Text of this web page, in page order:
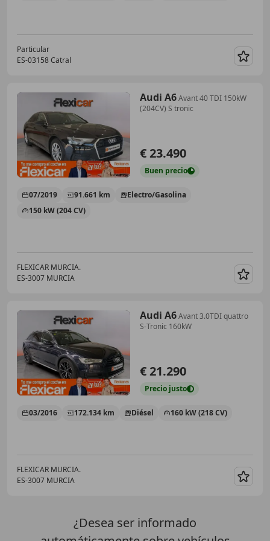
Particular
ES-03158 Catral
Audi A6Avant 40 TDI 150kW
(204CV) S tronic
€ 23.490
Buen precio
07/2019 91.661 km
Electro/Gasolina
150 kW (204 CV)
FLEXICAR MURCIA.
ES-3007 MURCIA
Audi A6Avant 3.0TDI quattro
S-Tronic 160kW
€ 21.290
Precio justo
03/2016 172.134 km Diésel 160 kW (218 CV)
FLEXICAR MURCIA.
ES-3007 MURCIA
¿Desea ser informado